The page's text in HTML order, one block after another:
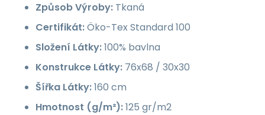
Způsob Výroby: Tkaná
Certifikát:Öko-Tex Standard 100
Složení Látky:100% bavlna
Konstrukce Látky: 76x68 / 30x30
Šířka Látky:160 cm
Hmotnost (g/m²):125 gr/m2